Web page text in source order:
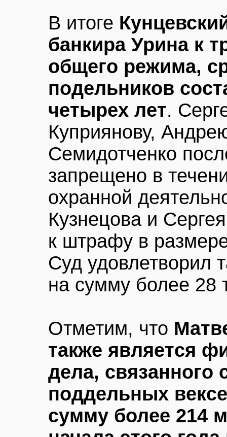
В итоге
банкира Урина к
общего режима,
подельников
четырех лет.
Куприянову,
Семидотченко
запрещено в
охранной
Кузнецова и
к штрафу в
Суд удовлетворил
на сумму более 28
Отметим, что
также является
дела, связанного
поддельных
сумму более 214